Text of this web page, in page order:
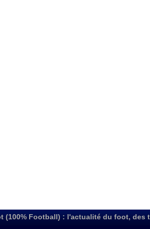
(100% Football) : l'actualité du foot, des